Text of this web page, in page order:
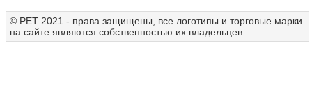
© РЕТ 2021 - права защищены, все логотипы и торговые марки
на сайте являются собственностью их владельцев.